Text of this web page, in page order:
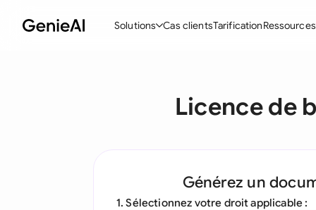
Solutions
Créer des contrats
Interrogez votre document
Cas clientsTarificationRessources
Licence de
Générez un
1. Sélectionnez votre droit applicable :